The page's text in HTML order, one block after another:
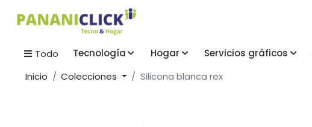
Todo Tecnología Hogar Servicios gráficos
Inicio
Colecciones Silicona blanca rex